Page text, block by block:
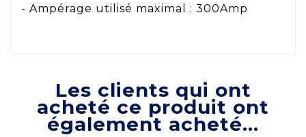
- Ampérage utilisé maximal : 300Amp
Les clients qui ont
acheté ce produit ont
également acheté...